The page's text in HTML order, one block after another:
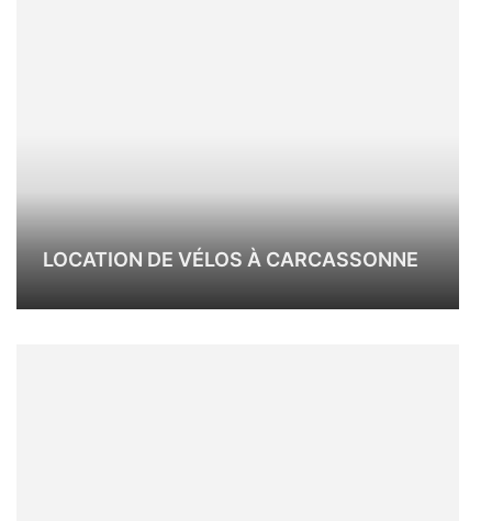
LOCATION DE VÉLOS À CARCASSONNE